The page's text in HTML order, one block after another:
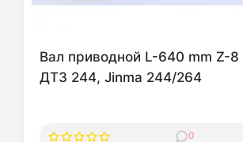
Вал приводной L-640 mm Z-8
ДТЗ 244, Jinma 244/264
0